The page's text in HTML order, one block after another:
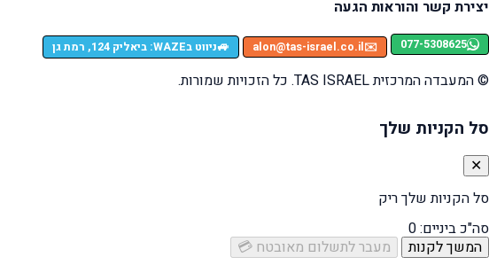
יצירת קשר והוראות הגעה
077-5308625
✉️
alon@tas-israel.co.il
🚙ניווט בWAZE: ביאליק 124, רמת גן
© המעבדה המרכזית TAS ISRAEL. כל הזכויות שמורות.
סל הקניות שלך
✕
סל הקניות שלך ריק
סה"כ ביניים:0
המשך לקנות
מעבר לתשלום מאובטח 💳